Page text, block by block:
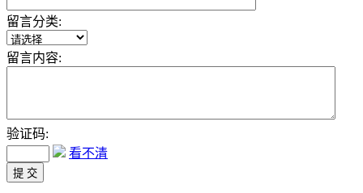
留言分类:
留言内容:
验证码:
看不清